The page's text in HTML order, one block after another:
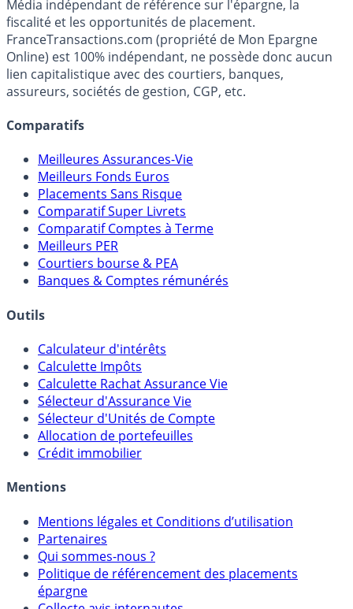
Premier guide épargne de France, en ligne depuis 2001.
Média indépendant de référence sur l'épargne, la
fiscalité et les opportunités de placement.
FranceTransactions.com (propriété de Mon Epargne
Online) est 100% indépendant, ne possède donc aucun
assureurs, sociétés de gestion, CGP, etc.
Comparatifs
Meilleures Assurances-Vie
Meilleurs Fonds Euros
Placements Sans Risque
Comparatif Super Livrets
Comparatif Comptes à Terme
Meilleurs PER
Banques & Comptes rémunérés
Outils
Calculateur d'intérêts
Calculette Impôts
Calculette Rachat Assurance Vie
Sélecteur d'Assurance Vie
Sélecteur d'Unités de Compte
Crédit immobilier
Mentions
Mentions légales et Conditions d’utilisation
Partenaires
Qui sommes-nous ?
Politique de référencement des placements